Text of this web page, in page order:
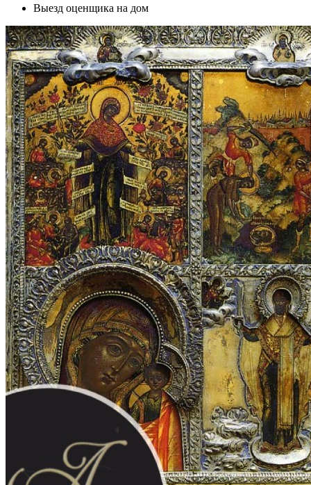
Выезд оценщика на дом